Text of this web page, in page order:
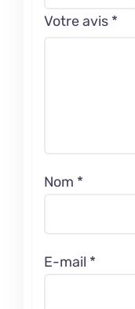
Votre avis *
Nom *
E-mail *